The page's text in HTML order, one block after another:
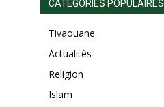
CATÉGORIES POPULAIRES
Tivaouane
Actualités
Religion
Islam